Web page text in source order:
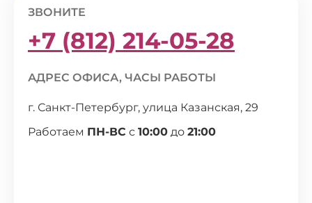
ЗВОНИТЕ
+7 (812) 214-05-28
АДРЕС ОФИСА, ЧАСЫ РАБОТЫ
г. Санкт-Петербург, улица Казанская, 29
Работаем ПН-ВС с 10:00 до 21:00